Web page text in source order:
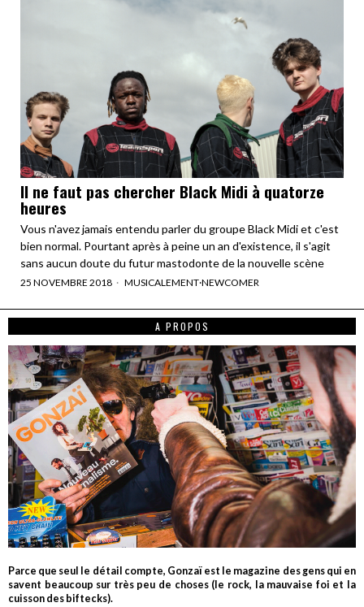
ll ne faut pas chercher Black Midi à quatorze
heures
Vous n'avez jamais entendu parler du groupe Black Midi et c'est
bien normal. Pourtant après à peine un an d'existence, il s'agit
sans aucun doute du futur mastodonte de la nouvelle scène
25 NOVEMBRE 2018 MUSICALEMENT·NEWCOMER
A PROPOS
Parce que seul le détail compte, Gonzaï est le magazine des gens qui en
savent beaucoup sur très peu de choses (le rock, la mauvaise foi et la
cuisson des biftecks).